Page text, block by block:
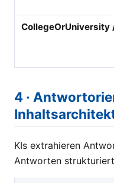
CollegeOrUniversity
4 ·
KIs extrahieren
Antworten